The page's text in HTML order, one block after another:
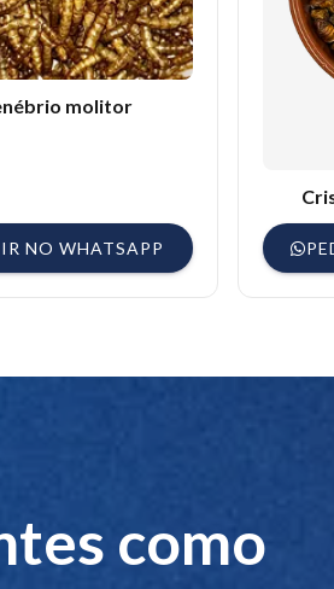
riscos com subprodutos de baixa
molitor
NO WHATSAPP
como